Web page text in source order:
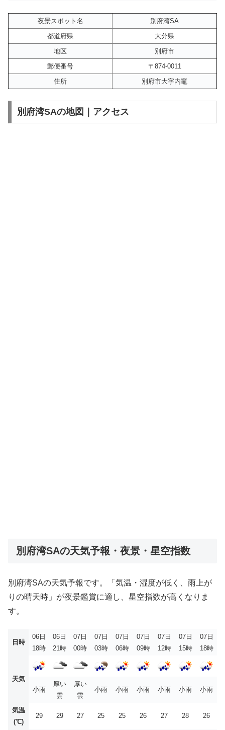
夜景スポット名
別府湾SA
都道府県
大分県
地区
別府市
郵便番号
〒874-0011
住所
別府市大字内竈
別府湾SAの地図｜アクセス
別府湾SAの天気予報・夜景・星空指数
別府湾SAの天気予報です。「気温・湿度が低く、雨上が
りの晴天時」が夜景鑑賞に適し、星空指数が高くなりま
す。
日時
06日
18時
06日
21時
07日
00時
07日
03時
07日
06時
07日
09時
07日
12時
07日
15時
07日
18時
天気
小雨
厚い
雲
厚い
雲
小雨 小雨 小雨 小雨 小雨 小雨
気温
(℃)
29 29 27 25 25 26 27 28 26